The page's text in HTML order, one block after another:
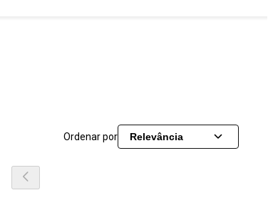
Ordenar por Relevância